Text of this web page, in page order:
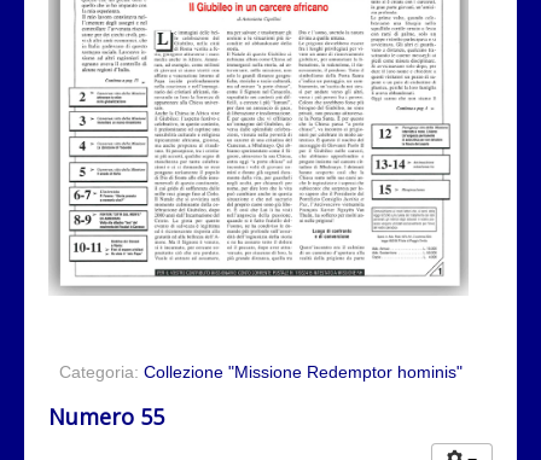
Categoria: Collezione "Missione Redemptor hominis"
Numero 55